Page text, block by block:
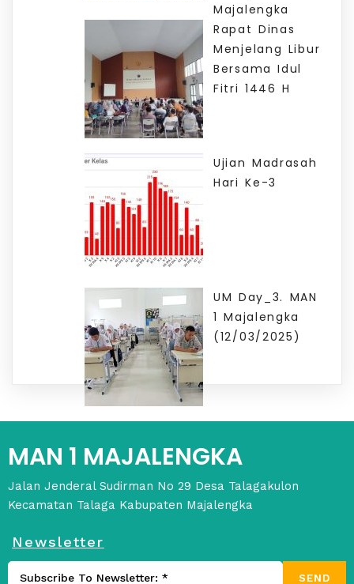
Majalengka
Rapat Dinas
Menjelang Libur
Bersama Idul
Fitri 1446 H
Ujian Madrasah
Hari Ke-3
UM Day_3. MAN
1 Majalengka
(12/03/2025)
MAN 1 MAJALENGKA
Jalan Jenderal Sudirman No 29 Desa Talagakulon
Kecamatan Talaga Kabupaten Majalengka
Newsletter
SEND